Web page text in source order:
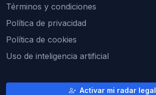
Términos y condiciones
Política de privacidad
Política de cookies
Uso de inteligencia artificial
Activar mi radar legal